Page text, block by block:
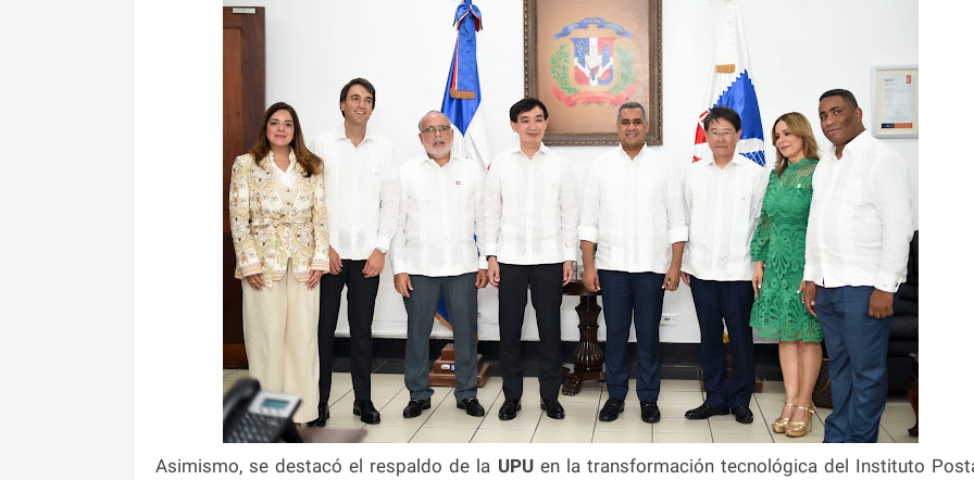
Asimismo, se destacó el respaldo de la UPU en la transformación tecnológica del Instituto